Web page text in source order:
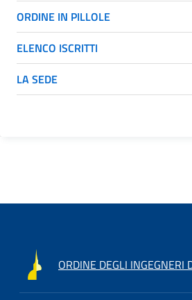
ORDINE IN PILLOLE
ELENCO ISCRITTI
LA SEDE
ORDINE DEGLI INGEGNERI